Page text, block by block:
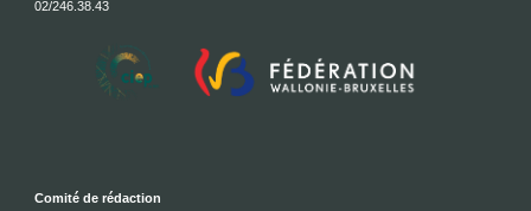
02/246.38.43
Comité de rédaction